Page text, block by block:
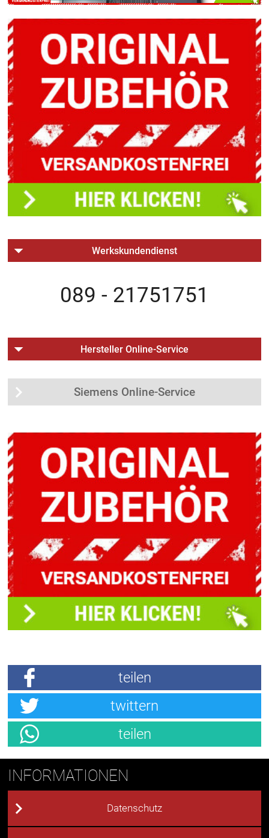
Werkskundendienst
089 - 21751751
Hersteller Online-Service
Siemens Online-Service
teilen
twittern
teilen
INFORMATIONEN
Datenschutz